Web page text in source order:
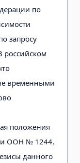
по
запросу
российском
временными
положения
ООН № 1244,
данного